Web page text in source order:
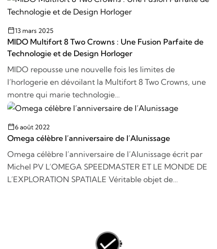
13 mars 2025
MIDO Multifort 8 Two Crowns : Une Fusion Parfaite de
Technologie et de Design Horloger
MIDO repousse une nouvelle fois les limites de
l’horlogerie en dévoilant la Multifort 8 Two Crowns, une
montre qui marie technologie…
6 août 2022
Omega célèbre l’anniversaire de l’Alunissage
Omega célèbre l’anniversaire de l’Alunissage écrit par
Michel PV L’OMEGA SPEEDMASTER ET LE MONDE DE
L’EXPLORATION SPATIALE Véritable objet de…